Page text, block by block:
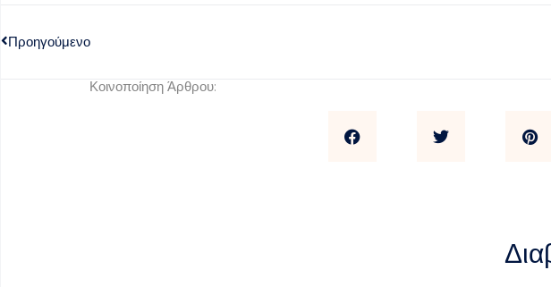
Προηγούμενο
Κοινοποίηση Άρθρου: